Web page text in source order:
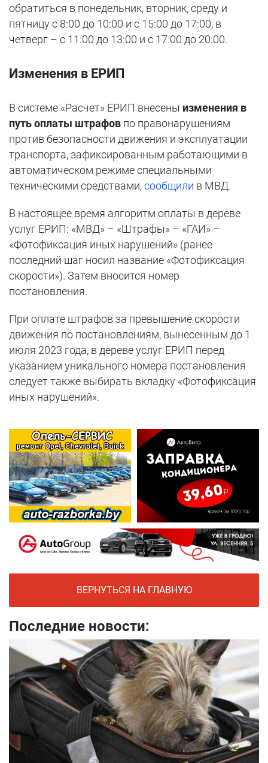
обратиться в понедельник, вторник, среду и
пятницу с 8:00 до 10:00 и с 15:00 до 17:00, в
четверг – с 11:00 до 13:00 и с 17:00 до 20:00.
Изменения в ЕРИП
В системе «Расчет» ЕРИП внесены изменения в
путь оплаты штрафов по правонарушениям
против безопасности движения и эксплуатации
транспорта, зафиксированным работающими в
автоматическом режиме специальными
техническими средствами,сообщили в МВД.
В настоящее время алгоритм оплаты в дереве
услуг ЕРИП: «МВД» – «Штрафы» – «ГАИ» –
«Фотофиксация иных нарушений» (ранее
последний шаг носил название «Фотофиксация
скорости»). Затем вносится номер
постановления.
При оплате штрафов за превышение скорости
движения по постановлениям, вынесенным до 1
июля 2023 года, в дереве услуг ЕРИП перед
указанием уникального номера постановления
следует также выбирать вкладку «Фотофиксация
иных нарушений».
ВЕРНУТЬСЯ НА ГЛАВНУЮ
Последние новости: